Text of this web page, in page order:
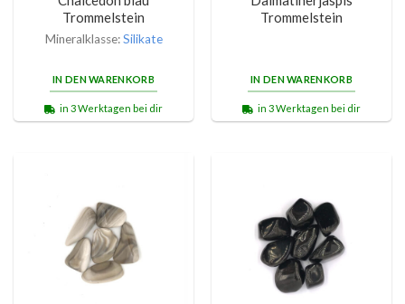
Trommelstein
Mineralklasse:Silikate
IN DEN WARENKORB
in 3 Werktagen bei dir
Trommelstein
IN DEN WARENKORB
in 3 Werktagen bei dir